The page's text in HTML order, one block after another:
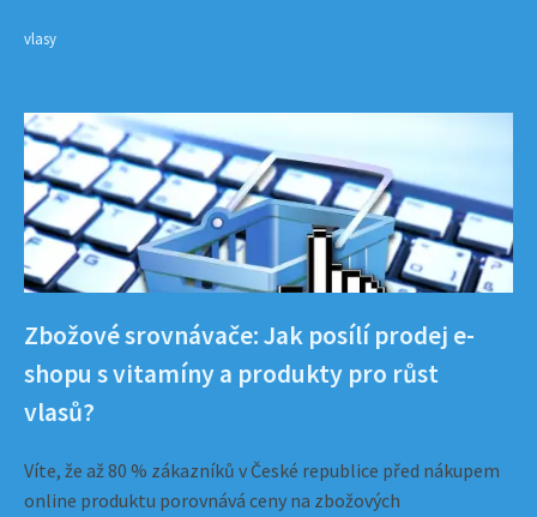
vlasy
Zbožové srovnávače: Jak posílí prodej e-
shopu s vitamíny a produkty pro růst
vlasů?
Víte, že až 80 % zákazníků v České republice před nákupem
online produktu porovnává ceny na zbožových